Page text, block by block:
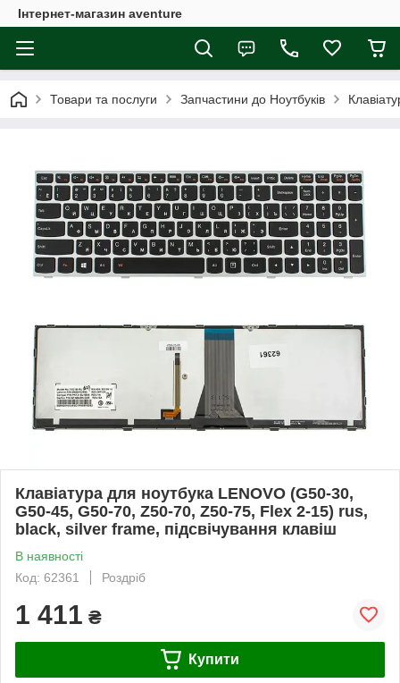
Інтернет-магазин aventure
Товари та послуги Запчастини до Ноутбуків
Клавіатура для ноутбука LENOVO (G50-30,
G50-45, G50-70, Z50-70, Z50-75, Flex 2-15) rus,
black, silver frame, підсвічування клавіш
В наявності
Код: 62361
Роздріб
1 411 ₴
Купити